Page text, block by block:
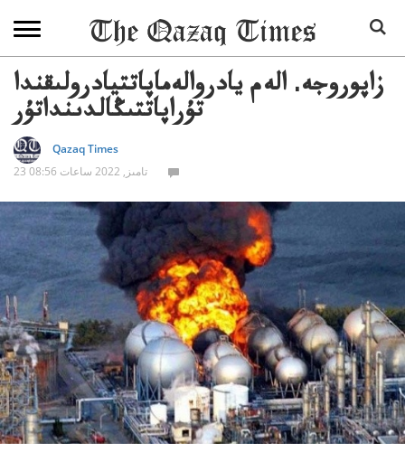
زاپوروجە. الەم يادروالەماپاتتيادرولىقندا
تۇراپاتتىڭالدىنداتۇر
Qazaq Times
23 تامىز, 2022 ساعات 08:56